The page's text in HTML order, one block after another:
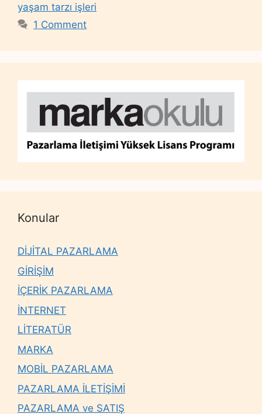
yaşam tarzı işleri
1 Comment
Konular
DİJİTAL PAZARLAMA
GİRİŞİM
İÇERİK PAZARLAMA
İNTERNET
LİTERATÜR
MARKA
MOBİL PAZARLAMA
PAZARLAMA İLETİŞİMİ
PAZARLAMA ve SATIŞ